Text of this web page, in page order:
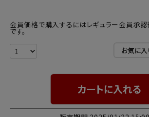
会員価格で購入するにはレギュラー会員承
です。
お気に
カートに入れる